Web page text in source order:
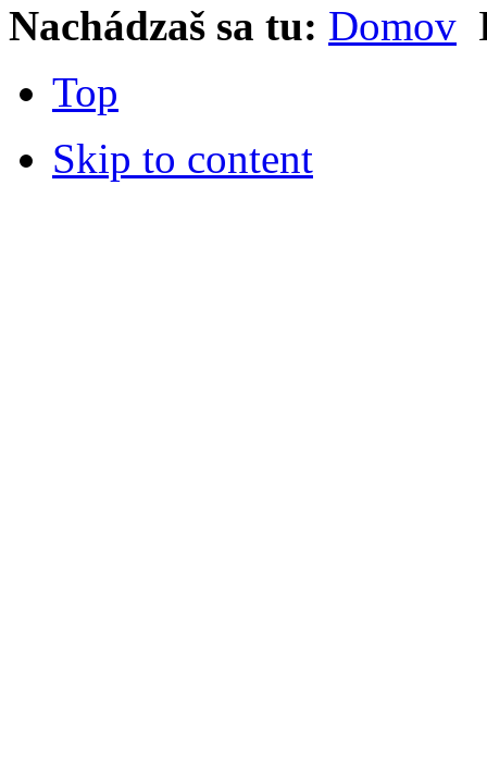
Nachádzaš sa tu: Domov
Top
Skip to content